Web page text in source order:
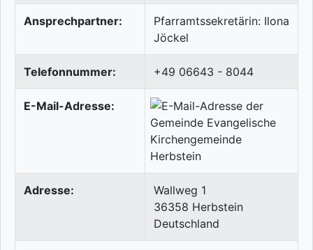
Ansprechpartner:
Pfarramtssekretärin: Ilona
Jöckel
Telefonnummer: +49 06643 - 8044
E-Mail-Adresse:
Adresse:
Wallweg 1
36358 Herbstein
Deutschland